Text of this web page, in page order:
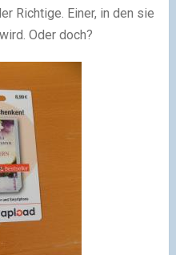
Richtige. Einer, in den sie
Oder doch?